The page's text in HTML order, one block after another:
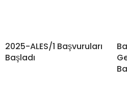
2025-ALES/1 Başvuruları
Başladı